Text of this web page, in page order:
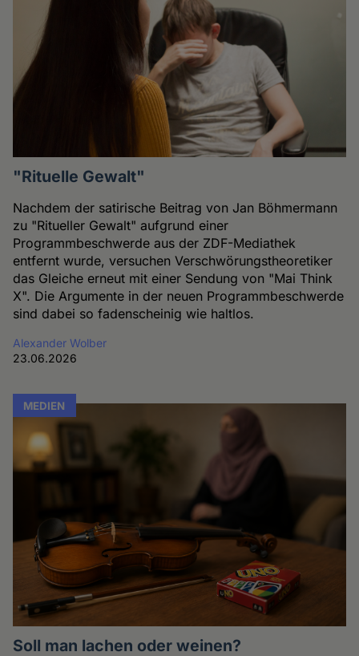
"Rituelle Gewalt"
Nachdem der satirische Beitrag von Jan Böhmermann
zu "Ritueller Gewalt" aufgrund einer
Programmbeschwerde aus der ZDF-Mediathek
entfernt wurde, versuchen Verschwörungstheoretiker
das Gleiche erneut mit einer Sendung von "Mai Think
X". Die Argumente in der neuen Programmbeschwerde
sind dabei so fadenscheinig wie haltlos.
Alexander Wolber
23.06.2026
MEDIEN
Soll man lachen oder weinen?